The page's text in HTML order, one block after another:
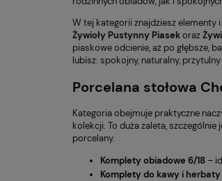
W tej kategorii znajdziesz elementy
Żywioły Pustynny Piasekoraz
piaskowe odcienie, aż po głębsze,
lubisz: spokojny, naturalny,
Porcelana stołowa
Kategoria obejmuje praktyczne
kolekcji. To duża zaleta,
porcelany.
Komplety obiadowe 6/18–
Komplety do kawy i herbaty